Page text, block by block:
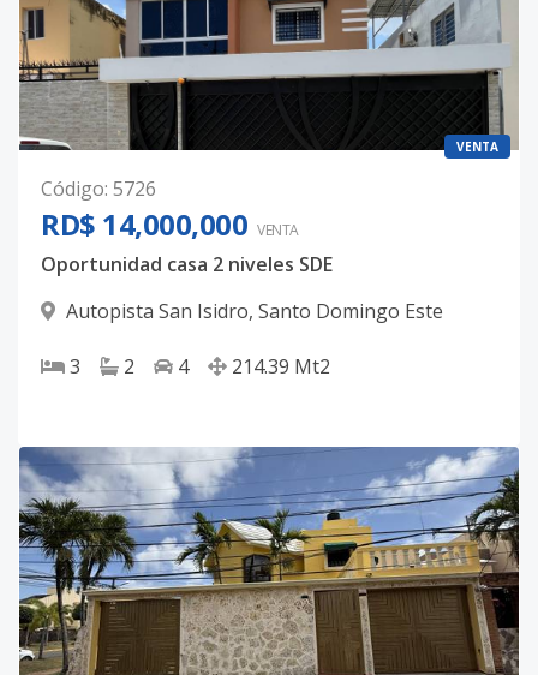
VENTA
Código: 5726
RD$ 14,000,000 VENTA
Oportunidad casa 2 niveles SDE
Autopista San Isidro, Santo Domingo Este
3 2 4 214.39 Mt2